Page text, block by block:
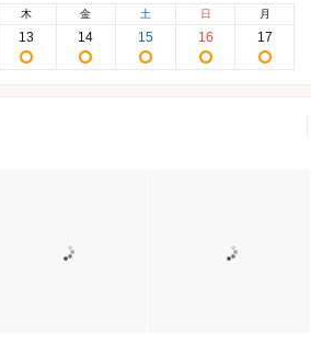
木
13
金
14
土
15
日
16
月
17